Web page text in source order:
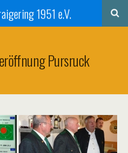
1951 e.V.
Pursruck